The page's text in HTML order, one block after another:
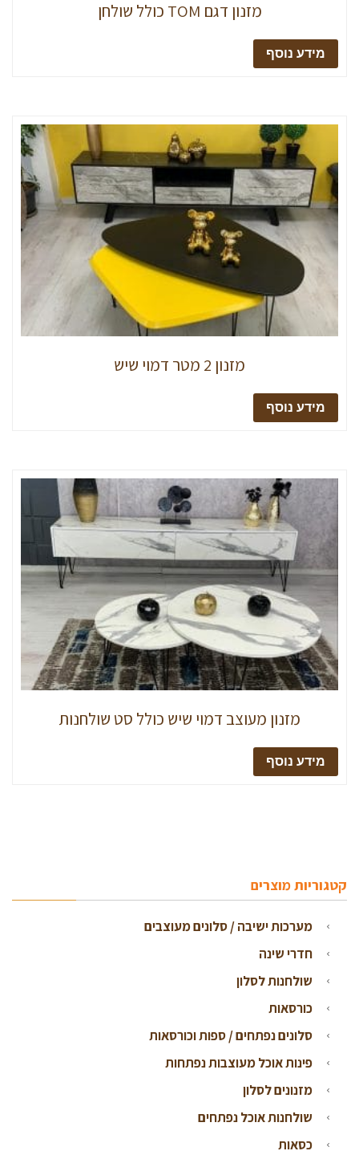
מזנון דגם TOM כולל שולחן
מידע נוסף
מזנון 2 מטר דמוי שיש
מידע נוסף
מזנון מעוצב דמוי שיש כולל סט שולחנות
מידע נוסף
קטגוריות מוצרים
מערכות ישיבה / סלונים מעוצבים
חדרי שינה
שולחנות לסלון
כורסאות
סלונים נפתחים / ספות וכורסאות
פינות אוכל מעוצבות נפתחות
מזנונים לסלון
שולחנות אוכל נפתחים
כסאות